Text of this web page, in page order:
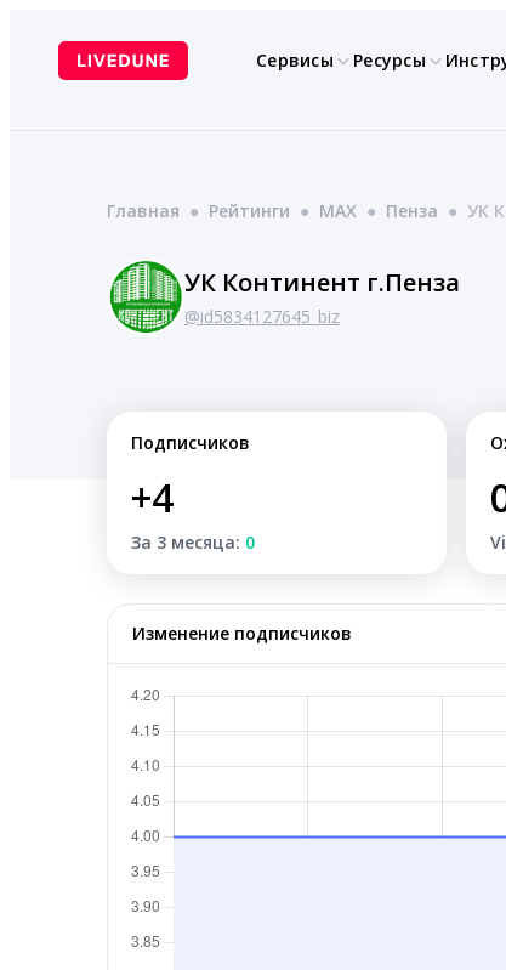
содержимому
Сервисы Ресурсы
Главная ● Рейтинги ● MAX ● Пенза ● УК
УК Континент г.Пенза
@id5834127645_biz
Подписчиков
+4
За 3 месяца: 0
Изменение подписчиков